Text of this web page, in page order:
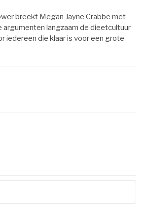
breekt Megan Jayne Crabbe met
langzaam de dieetcultuur
iedereen die klaar is voor een grote